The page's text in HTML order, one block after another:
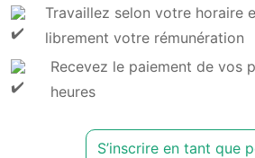
Travaillez selon votre horaire
librement votre rémunération
Recevez le paiement de vos
heures
S’inscrire en tant que